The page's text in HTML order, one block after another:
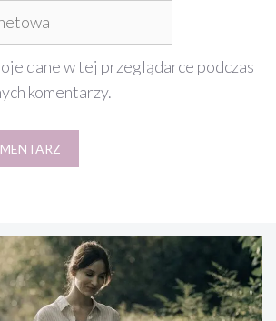
dane w tej przeglądarce podczas
komentarzy.